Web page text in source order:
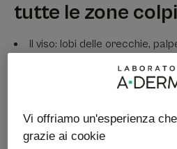
tutte le zone
Il viso: lobi delle orecchie,
Alcune parti del corpo:
Le mani sono la prima linea di
Vi offriamo un'esperienza
grazie ai cookie